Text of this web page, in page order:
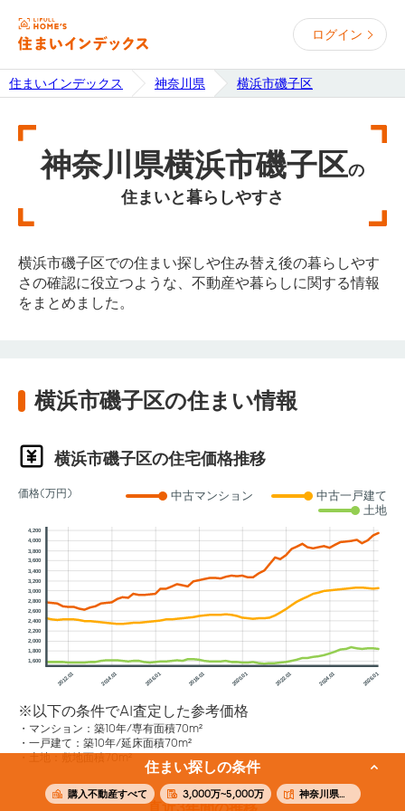
ログイン
住まいインデックス 神奈川県 横浜市磯子区
神奈川県横浜市磯子区の
住まいと暮らしやすさ
横浜市磯子区での住まい探しや住み替え後の暮らしやす
さの確認に役立つような、不動産や暮らしに関する情報
をまとめました。
横浜市磯子区の住まい情報
横浜市磯子区の住宅価格推移
価格(万円) 中古マンション
中古一戸建て
土地
2012.01 2014.01 2016.01 2018.01 2020.01 2022.01 2024.01 2026.01
1,600
1,800
2,000
2,200
2,400
2,600
2,800
3,000
3,200
3,400
3,600
3,800
4,000
4,200
※以下の条件でAI査定した参考価格
マンション：築10年/専有面積70m²
一戸建て：築10年/延床面積70m²
土地：敷地面積70m²
住まい探しの条件
購入不動産すべて 3,000万~5,000万 神奈川県横浜市磯子区